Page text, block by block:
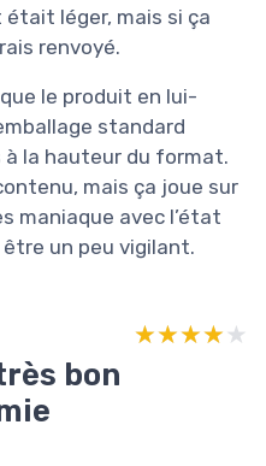
léger, mais si ça
renvoyé.
le produit en lui-
standard
à la hauteur du format.
mais ça joue sur
maniaque avec l’état
un peu vigilant.
bon
★★★★★
★★★★★